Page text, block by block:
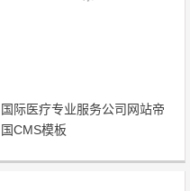
国际医疗专业服务公司网站帝
国CMS模板